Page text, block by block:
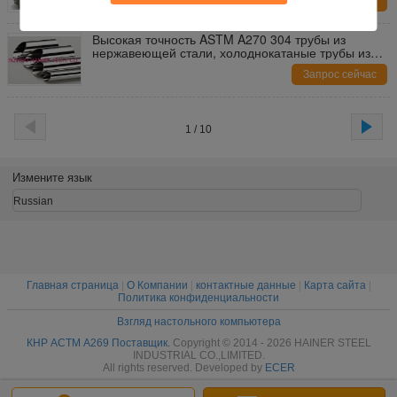
Высокая точность ASTM A270 304 трубы из
нержавеющей стали, холоднокатаные трубы из
Запрос сейчас
1 / 10
Измените язык
Russian
Главная страница| О Компании контактные данные Карта сайта|
Политика конфиденциальности
Взгляд настольного компьютера
КНР АСТМ A269 Поставщик. Copyright © 2014 - 2026 HAINER STEEL
INDUSTRIAL CO.,LIMITED.
All rights reserved. Developed by ECER